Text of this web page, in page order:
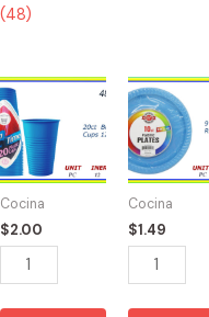
(48)
Cocina
$2.00
48551
-
VASOS
AZUL
12oz
(20)
quantity
Cocina
$1.49
48569
-
PLATOS
TURQUESA
9"
(10)
quantity